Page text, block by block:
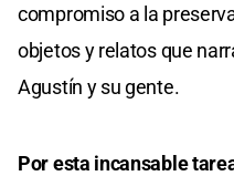
compromiso a la
objetos y relatos que
Agustín y su gente.
Por esta incansable